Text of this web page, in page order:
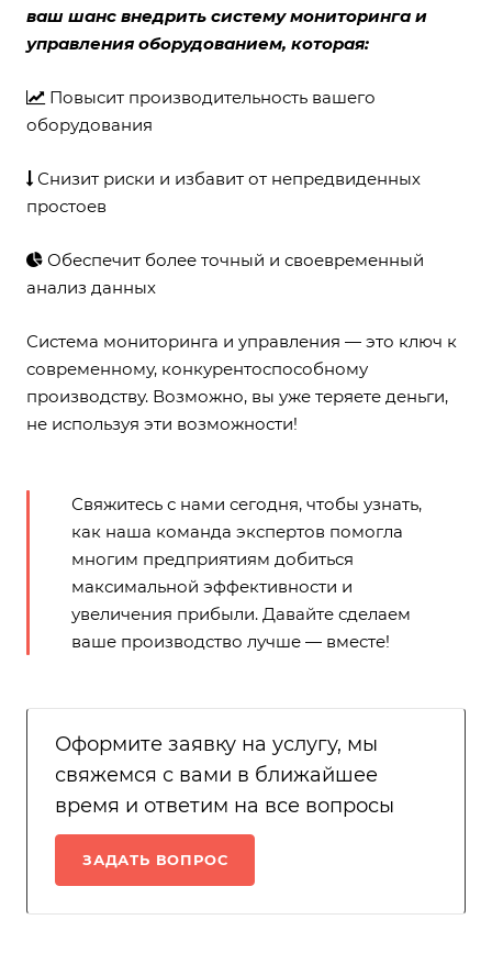
ваш шанс внедрить систему мониторинга и
управления оборудованием, которая:
Повысит производительность вашего
оборудования
Снизит риски и избавит от непредвиденных
простоев
Обеспечит более точный и своевременный
анализ данных
Система мониторинга и управления — это ключ к
современному, конкурентоспособному
производству. Возможно, вы уже теряете деньги,
не используя эти возможности!
Свяжитесь с нами сегодня, чтобы узнать,
как наша команда экспертов помогла
многим предприятиям добиться
максимальной эффективности и
увеличения прибыли. Давайте сделаем
ваше производство лучше — вместе!
Оформите заявку на услугу, мы
свяжемся с вами в ближайшее
время и ответим на все вопросы
ЗАДАТЬ ВОПРОС